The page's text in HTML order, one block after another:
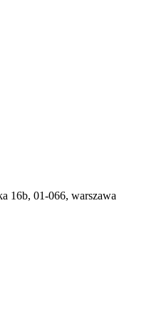
16b, 01-066, warszawa